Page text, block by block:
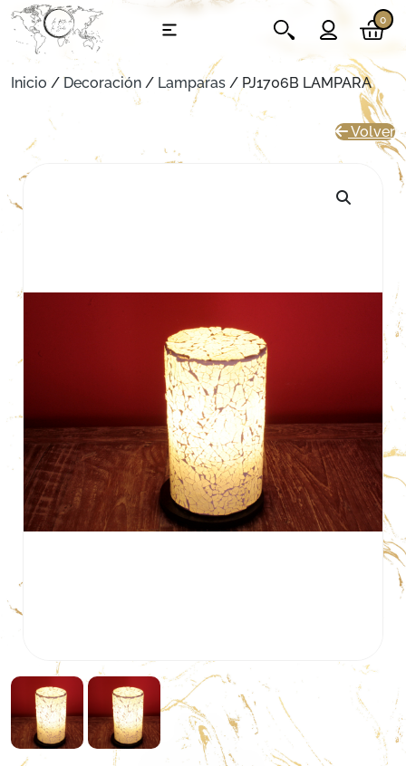
0
Inicio / Decoración / Lamparas / PJ1706B LAMPARA
Volver